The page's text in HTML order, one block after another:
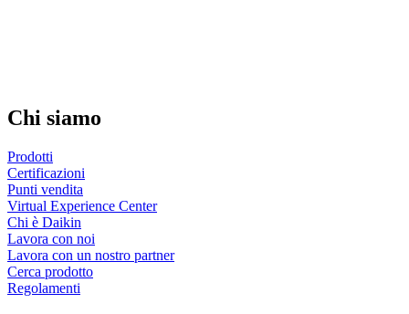
Chi siamo
Prodotti
Certificazioni
Punti vendita
Virtual Experience Center
Chi è Daikin
Lavora con noi
Lavora con un nostro partner
Cerca prodotto
Regolamenti